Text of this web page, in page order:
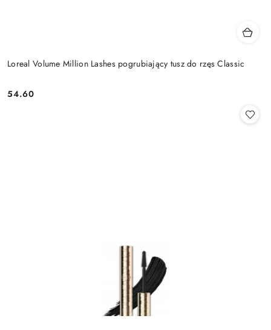
Loreal Volume Million Lashes pogrubiający tusz do rzęs Classic
Cena:
54.60